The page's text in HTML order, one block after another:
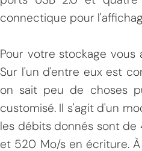
connectique pour
Pour votre stockage vous
Sur l'un d'entre eux est
on sait peu de choses
customisé. Il s'agit d'un
les débits donnés sont
et 520 Mo/s en écriture.